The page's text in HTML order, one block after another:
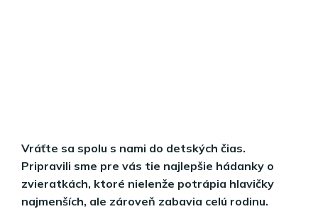
Vráťte sa spolu s nami do detských čias.
Pripravili sme pre vás tie najlepšie hádanky o
zvieratkách, ktoré nielenže potrápia hlavičky
najmenších, ale zároveň zabavia celú rodinu.